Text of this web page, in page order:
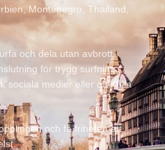
Montenegro, Thailand,
och dela utan avbrott.
för trygg surfning.
sociala medier eller att hålla
och få friheten att